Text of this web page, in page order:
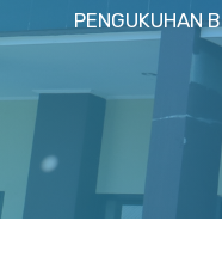
PENGUKUHAN